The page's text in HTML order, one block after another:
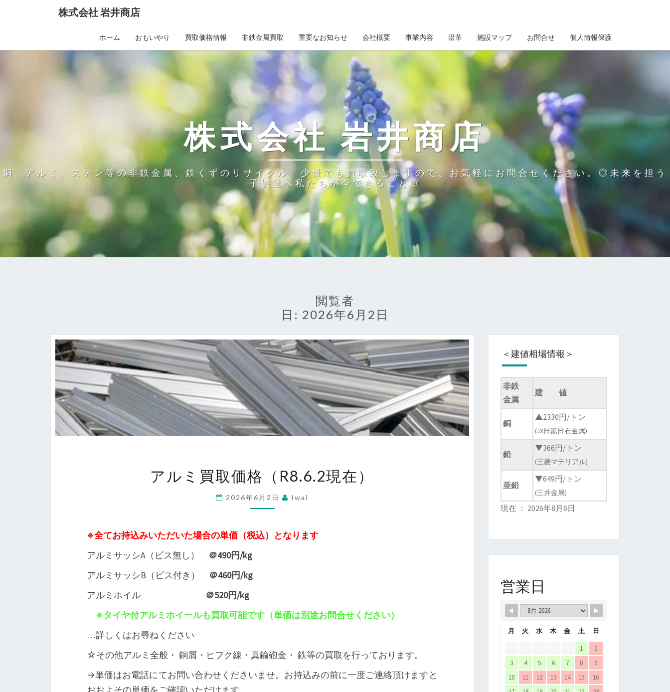
株式会社 岩井商店
ホーム おもいやり 買取価格情報 非鉄金属買取 重要なお知らせ 会社概要 事業内容 沿革 施設マップ お問合せ 個人情報保護
株式会社 岩井商店
銅、アルミ、ステン等の非鉄金属、鉄くずのリサイクル 少量でも買取致しますので、お気軽にお問合せください。◎未来を担う
子供達へ私たちが今できること◎
閲覧者
日: 2026年6月2日
ル
ミ
買
価
アルミ買取価格（R8.6.2現在）
2026年6月2日 Iwai
※全てお持込みいただいた場合の単価（税込）となります
アルミサッシA（ビス無し） ＠490円/kg
アルミサッシB（ビス付き） ＠460円/kg
アルミホイル ＠520円/kg
※タイヤ付アルミホイールも買取可能です（単価は別途お問合せください）
…詳しくはお尋ねください
☆その他アルミ全般・ 銅屑・ヒフク線・真鍮砲金・ 鉄等の買取を行っております。
→単価はお電話にてお問い合わせくださいませ。お持込みの前に一度ご連絡頂けますと
おおよその単価をご確認いただけます
＜建値相場情報＞
非鉄
金属
建 値
銅
▲2330円/トン
(JX日鉱日石金属)
鉛
▼366円/トン
(三菱マテリアル)
亜鉛
▼649円/トン
(三井金属)
現在 ： 2026年8月6日
営業日
月 火 水 木 金 土 日
1
2
3
4 5 6 7 8
9
10
11 12 13 14 15
16